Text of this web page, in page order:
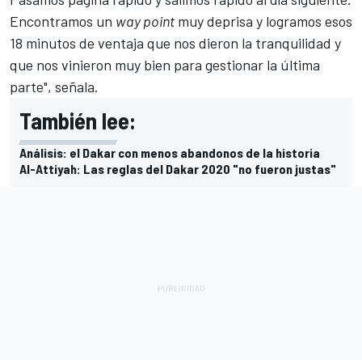
Encontramos un way point muy deprisa y logramos esos
18 minutos de ventaja que nos dieron la tranquilidad y
que nos vinieron muy bien para gestionar la última
parte", señala.
También lee:
Análisis: el Dakar con menos abandonos de la historia
Al-Attiyah: Las reglas del Dakar 2020 "no fueron justas"